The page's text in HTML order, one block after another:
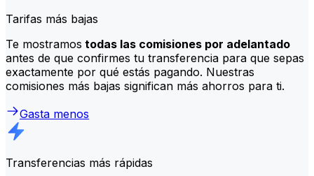
Tarifas más bajas
Te mostramos todas las comisiones por adelantado
antes de que confirmes tu transferencia para que sepas
exactamente por qué estás pagando. Nuestras
comisiones más bajas significan más ahorros para ti.
Gasta menos
Transferencias más rápidas